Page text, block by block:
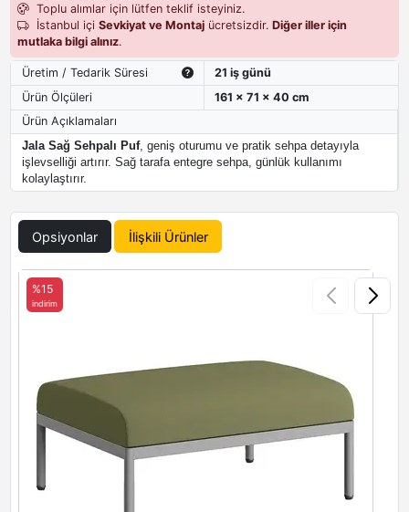
Toplu alımlar için lütfen teklif isteyiniz.
İstanbul içi Sevkiyat ve Montajücretsizdir. Diğer iller için
mutlaka bilgi alınız.
Üretim / Tedarik Süresi
21 iş günü
Ürün Ölçüleri
161 x 71 x 40 cm
Ürün Açıklamaları
Jala Sağ Sehpalı Puf, geniş oturumu ve pratik sehpa detayıyla
işlevselliği artırır. Sağ tarafa entegre sehpa, günlük kullanımı
kolaylaştırır.
Opsiyonlar İlişkili Ürünler
%15
indirim